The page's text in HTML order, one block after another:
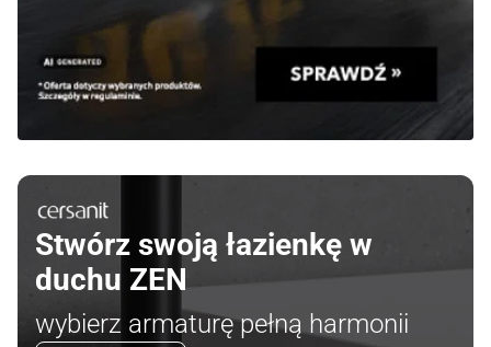
Stwórz swoją łazienkę w
duchu ZEN
wybierz armaturę pełną harmonii